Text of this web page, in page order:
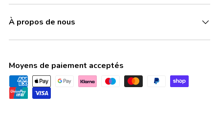
À propos de nous
Moyens de paiement acceptés